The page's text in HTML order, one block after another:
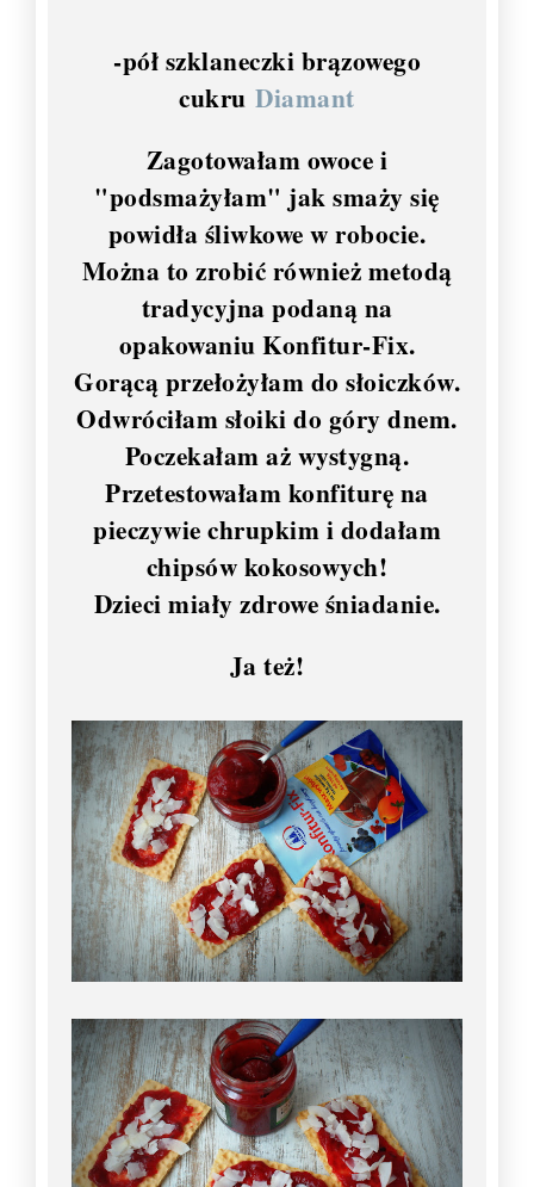
-pół szklaneczki brązowego
cukruDiamant
Zagotowałam owoce i
"podsmażyłam" jak smaży się
powidła śliwkowe w robocie.
Można to zrobić również metodą
tradycyjna podaną na
opakowaniu Konfitur-Fix.
Gorącą przełożyłam do słoiczków.
Odwróciłam słoiki do góry dnem.
Poczekałam aż wystygną.
Przetestowałam konfiturę na
pieczywie chrupkim i dodałam
chipsów kokosowych!
Dzieci miały zdrowe śniadanie.
Ja też!